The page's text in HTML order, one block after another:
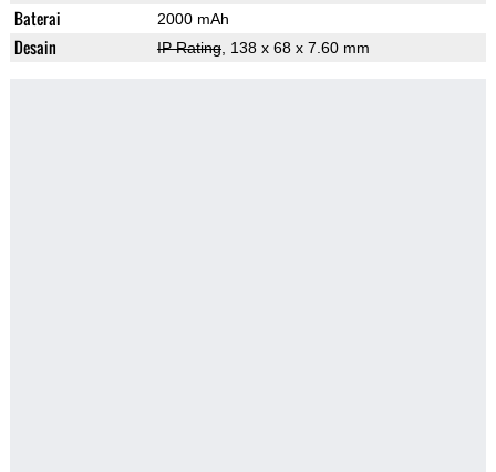
Baterai 2000 mAh
Desain IP Rating, 138 x 68 x 7.60 mm